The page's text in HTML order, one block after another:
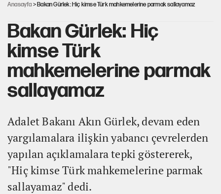
Anasayfa > Bakan Gürlek: Hiç kimse Türk mahkemelerine parmak sallayamaz
Bakan Gürlek: Hiç
kimse Türk
mahkemelerine parmak
sallayamaz
Adalet Bakanı Akın Gürlek, devam eden
yargılamalara ilişkin yabancı çevrelerden
yapılan açıklamalara tepki göstererek,
"Hiç kimse Türk mahkemelerine parmak
sallayamaz" dedi.